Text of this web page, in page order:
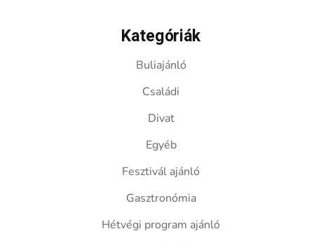
Kategóriák
Buliajánló
Családi
Divat
Egyéb
Fesztivál ajánló
Gasztronómia
Hétvégi program ajánló